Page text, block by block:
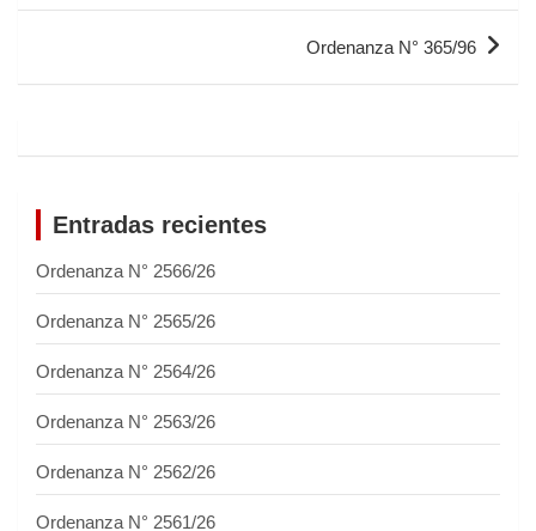
Ordenanza N° 365/96
Entradas recientes
Ordenanza N° 2566/26
Ordenanza N° 2565/26
Ordenanza N° 2564/26
Ordenanza N° 2563/26
Ordenanza N° 2562/26
Ordenanza N° 2561/26